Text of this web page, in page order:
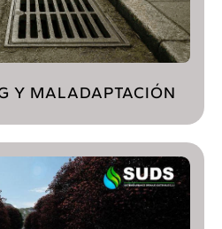
Y MALADAPTACIÓN